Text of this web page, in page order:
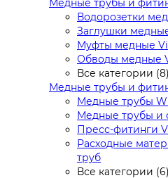
Медные трубы и
Водорозетки
Заглушки
Муфты медные
Обводы медные
Все категории (8)
Медные трубы и
Медные трубы
Медные трубы и
Пресс-фитинги
Расходные
труб
Все категории (6)